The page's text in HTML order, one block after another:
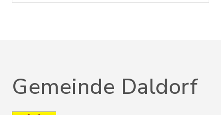
Gemeinde Daldorf